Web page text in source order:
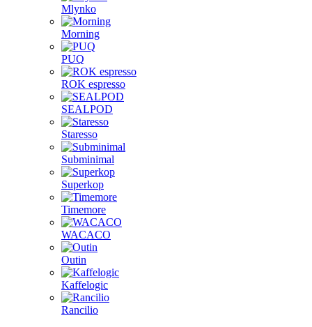
Mlynko
Morning
PUQ
ROK espresso
SEALPOD
Staresso
Subminimal
Superkop
Timemore
WACACO
Outin
Kaffelogic
Rancilio